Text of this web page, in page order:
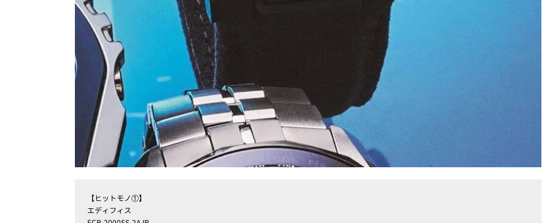
【ヒットモノ①】
エディフィス